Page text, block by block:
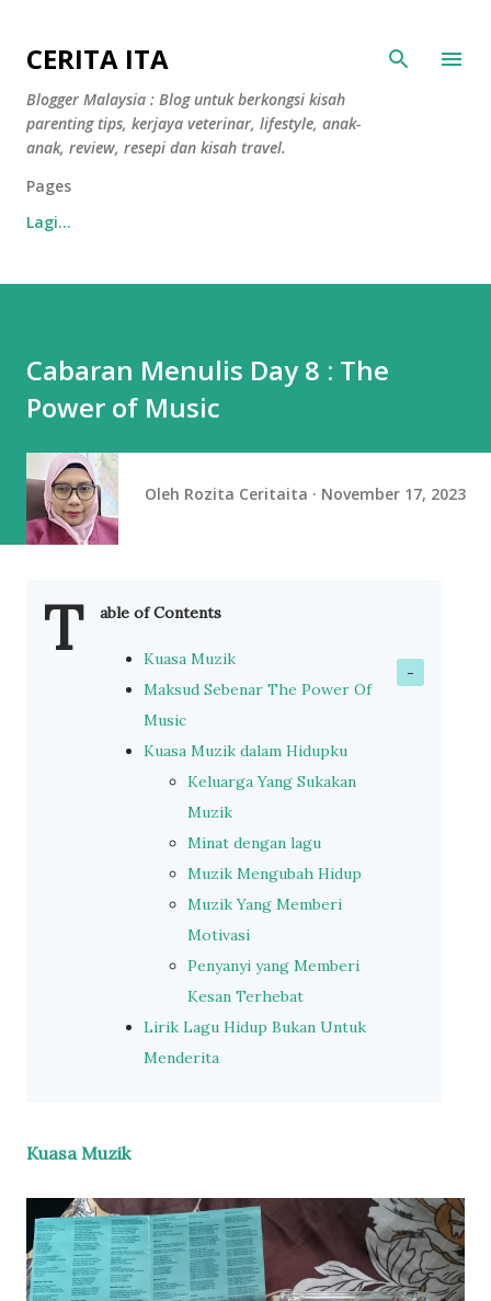
CERITA ITA
Blogger Malaysia : Blog untuk berkongsi kisah
parenting tips, kerjaya veterinar, lifestyle, anak-
anak, review, resepi dan kisah travel.
Pages
Lagi…
Cabaran Menulis Day 8 : The
Power of Music
Oleh Rozita Ceritaita November 17, 2023
T able of Contents
Kuasa Muzik
Maksud Sebenar The Power Of
Music
Kuasa Muzik dalam Hidupku
Keluarga Yang Sukakan
Muzik
Minat dengan lagu
Muzik Mengubah Hidup
Muzik Yang Memberi
Motivasi
Penyanyi yang Memberi
Kesan Terhebat
Lirik Lagu Hidup Bukan Untuk
Menderita
Kuasa Muzik